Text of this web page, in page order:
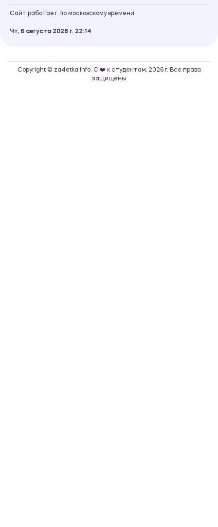
Сайт работает по московскому времени
Чт, 6 августа 2026 г. 22 14
Copyright © za4etka.info. С ❤️ к студентам, 2026 г. Все права
защищены